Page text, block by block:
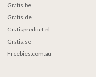
Gratis.be
Gratis.de
Gratisproduct.nl
Gratis.se
Freebies.com.au